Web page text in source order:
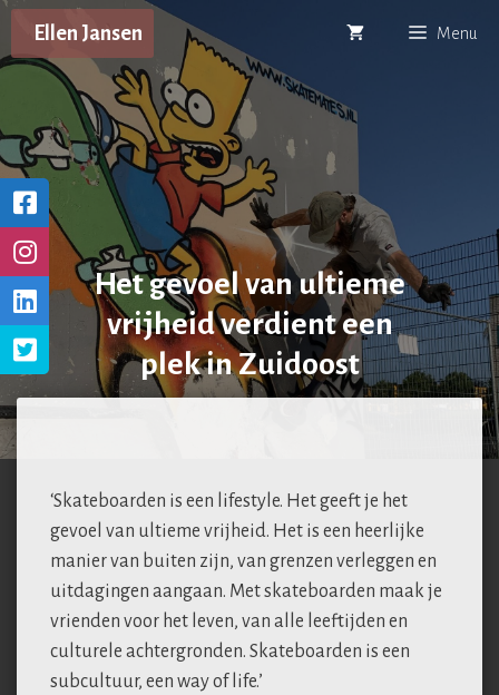
Ga
de
Ellen Jansen Menu
Het gevoel van ultieme
vrijheid verdient een
plek in Zuidoost
‘Skateboarden is een lifestyle. Het geeft je het
gevoel van ultieme vrijheid. Het is een heerlijke
manier van buiten zijn, van grenzen verleggen en
uitdagingen aangaan. Met skateboarden maak je
vrienden voor het leven, van alle leeftijden en
culturele achtergronden. Skateboarden is een
subcultuur, een way of life.’